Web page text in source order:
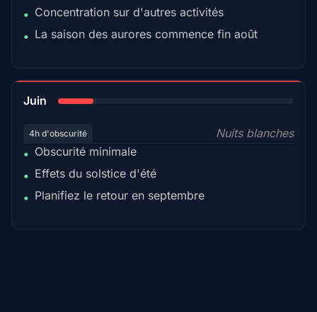
• Concentration sur d'autres activités
• La saison des aurores commence fin août
Juin
4h d'obscurité
Nuits blanches
• Obscurité minimale
• Effets du solstice d'été
• Planifiez le retour en septembre